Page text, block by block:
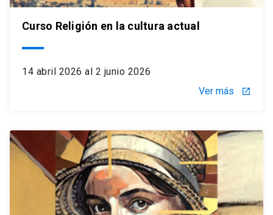
Curso Religión en la cultura actual
14 abril 2026 al 2 junio 2026
Ver más
launch